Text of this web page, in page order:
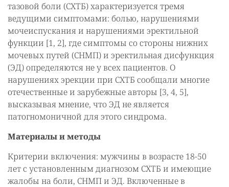
тазовой боли (СХТБ) характеризуется тремя
ведущими симптомами: болью, нарушениями
мочеиспускания и нарушениями эректильной
функции [1, 2], где симптомы со стороны нижних
мочевых путей (СНМП) и эректильная дисфункция
(ЭД) определяются не у всех пациентов. О
нарушениях эрекции при СХТБ сообщали многие
отечественные и зарубежные авторы [3, 4, 5],
высказывая мнение, что ЭД не является
патогномоничной для этого синдрома.
Материалы и методы
Критерии включения: мужчины в возрасте 18-50
лет с установленным диагнозом СХТБ и имеющие
жалобы на боли, СНМП и ЭД. Включенные в